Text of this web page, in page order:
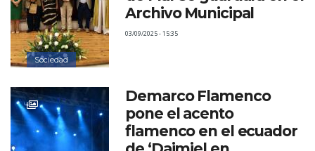
Sociedad
Archivo Municipal
03/09/2025 - 15:35
Demarco Flamenco
pone el acento
flamenco en el ecuador